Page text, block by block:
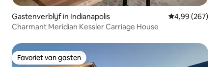
Gastenverblijf in Indianapolis Gemiddelde
4,99 (267)
Charmant Meridian Kessler Carriage House
Favoriet van gasten
Favoriet van gasten